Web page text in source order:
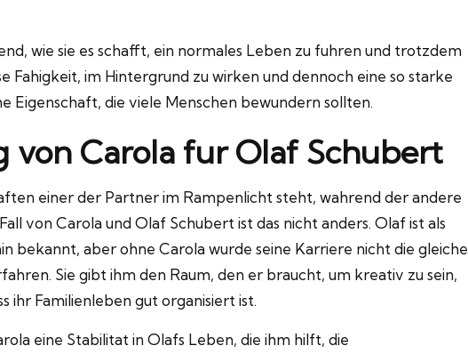
wie sie es schafft, ein normales Leben zu fuhren und trotzdem
Fahigkeit, im Hintergrund zu wirken und dennoch eine so starke
Eigenschaft, die viele Menschen bewundern sollten.
von Carola fur Olaf Schubert
einer der Partner im Rampenlicht steht, wahrend der andere
von Carola und Olaf Schubert ist das nicht anders. Olaf ist als
bekannt, aber ohne Carola wurde seine Karriere nicht die gleiche
Sie gibt ihm den Raum, den er braucht, um kreativ zu sein,
ihr Familienleben gut organisiert ist.
eine Stabilitat in Olafs Leben, die ihm hilft, die